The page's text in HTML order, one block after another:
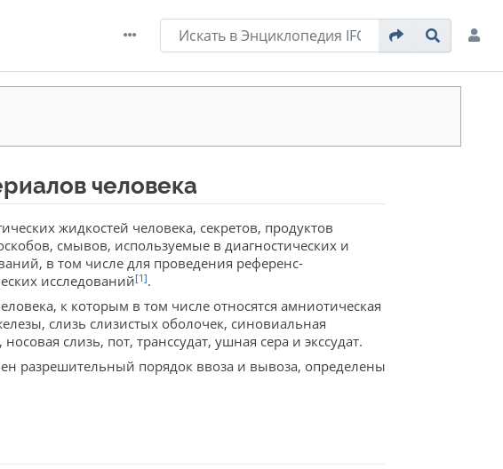
человека
жидкостей человека, секретов, продуктов
смывов, используемые в диагностических и
в том числе для проведения референс-
исследований[1].
к которым в том числе относятся амниотическая
слизь слизистых оболочек, синовиальная
слизь, пот, транссудат, ушная сера и экссудат.
разрешительный порядок ввоза и вывоза, определены